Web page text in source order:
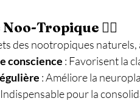
Tropique 🏃‍♂️
des nootropiques
conscience : Favorisent la
: Améliore la
pour la